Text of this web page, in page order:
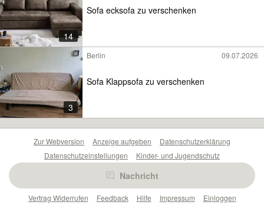
14
Sofa ecksofa zu verschenken
3
Berlin 09.07.2026
Sofa Klappsofa zu verschenken
Nachricht
Zur Webversion Anzeige aufgeben
Datenschutzerklärung
Datenschutzeinstellungen
Kinder- und Jugendschutz
Barrierefreiheitserklärung
Vertrag Widerrufen
Feedback Hilfe Impressum Einloggen